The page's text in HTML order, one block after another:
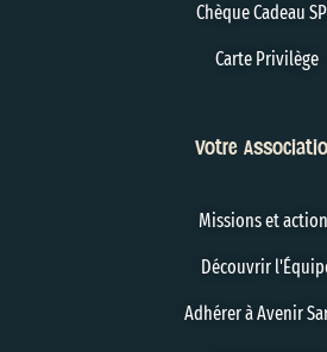
Chèque Cadeau
Carte Privilège
Votre
Missions et
Découvrir
Adhérer à Avenir